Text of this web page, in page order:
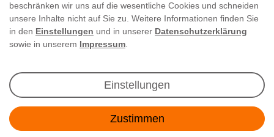
beschränken wir uns auf die wesentliche Cookies und schneiden
unsere Inhalte nicht auf Sie zu. Weitere Informationen finden Sie
in den Einstellungen und in unserer Datenschutzerklärung
sowie in unserem Impressum
Einstellungen
Zustimmen
Newsletter Anmeldung
Angebote & Rabatte per E-Mail erhalten - Geld
sparen war noch nie so einfach!